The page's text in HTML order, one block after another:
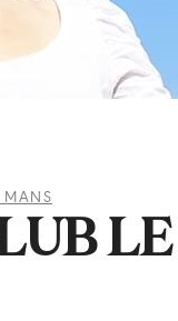
MANS